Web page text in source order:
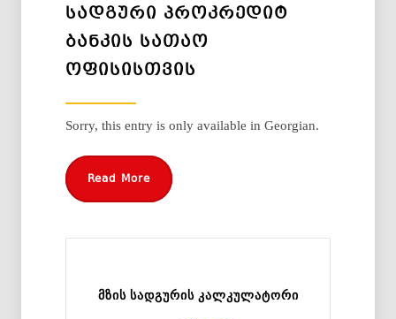
ᲡᲐᲓᲒᲣᲠᲘ ᲞᲠᲝᲙᲠᲔᲓᲘᲢ
ᲑᲐᲜᲙᲘᲡ ᲡᲐᲗᲐᲝ
ᲝᲤᲘᲡᲘᲡᲗᲕᲘᲡ
Sorry, this entry is only available in Georgian.
Read More
მზის სადგურის კალკულატორი